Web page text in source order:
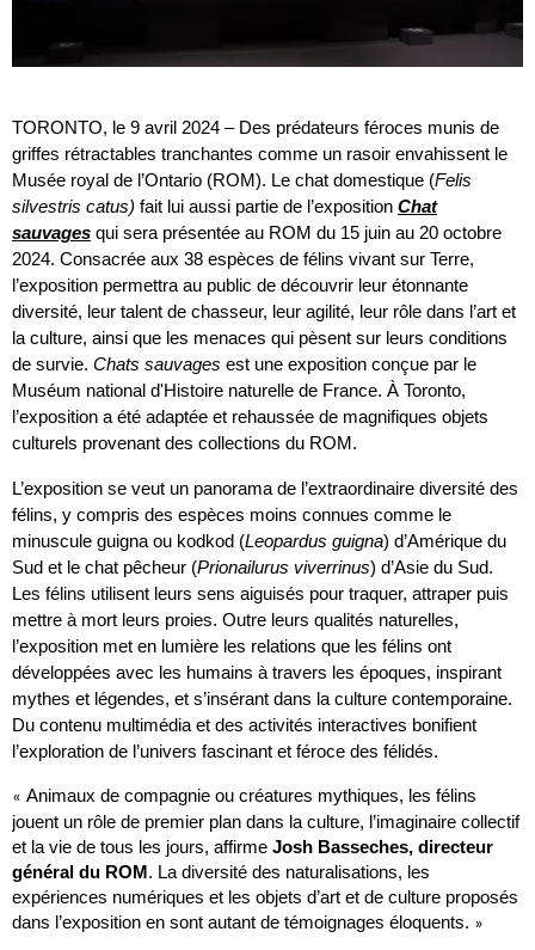
TORONTO, le 9 avril 2024 – Des prédateurs féroces munis de
griffes rétractables tranchantes comme un rasoir envahissent le
Musée royal de l’Ontario (ROM). Le chat domestique (Felis
silvestris catus) fait lui aussi partie de l’exposition Chat
sauvages qui sera présentée au ROM du 15 juin au 20 octobre
2024. Consacrée aux 38 espèces de félins vivant sur Terre,
l’exposition permettra au public de découvrir leur étonnante
diversité, leur talent de chasseur, leur agilité, leur rôle dans l’art et
la culture, ainsi que les menaces qui pèsent sur leurs conditions
de survie. Chats sauvages est une exposition conçue par le
Muséum national d'Histoire naturelle de France. À Toronto,
l’exposition a été adaptée et rehaussée de magnifiques objets
culturels provenant des collections du ROM.
L’exposition se veut un panorama de l’extraordinaire diversité des
félins, y compris des espèces moins connues comme le
minuscule guigna ou kodkod (Leopardus guigna) d’Amérique du
Sud et le chat pêcheur (Prionailurus viverrinus) d’Asie du Sud.
Les félins utilisent leurs sens aiguisés pour traquer, attraper puis
mettre à mort leurs proies. Outre leurs qualités naturelles,
l’exposition met en lumière les relations que les félins ont
développées avec les humains à travers les époques, inspirant
mythes et légendes, et s’insérant dans la culture contemporaine.
Du contenu multimédia et des activités interactives bonifient
l’exploration de l’univers fascinant et féroce des félidés.
« Animaux de compagnie ou créatures mythiques, les félins
jouent un rôle de premier plan dans la culture, l’imaginaire collectif
et la vie de tous les jours, affirme Josh Basseches, directeur
général du ROM . La diversité des naturalisations, les
expériences numériques et les objets d’art et de culture proposés
dans l’exposition en sont autant de témoignages éloquents. »